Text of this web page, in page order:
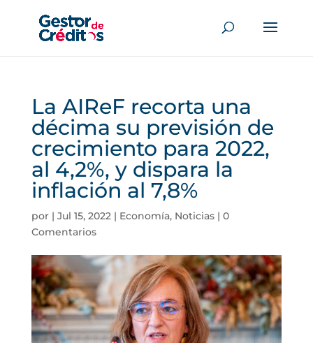
La AIReF recorta una
décima su previsión de
crecimiento para 2022,
al 4,2%, y dispara la
inflación al 7,8%
por | Jul 15, 2022| Economía, Noticias| 0
Comentarios